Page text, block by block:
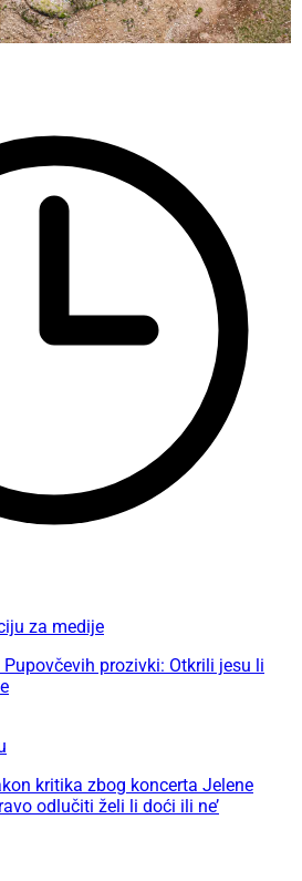
za medije
prozivki: Otkrili jesu li
kritika zbog koncerta Jelene
odlučiti želi li doći ili ne’